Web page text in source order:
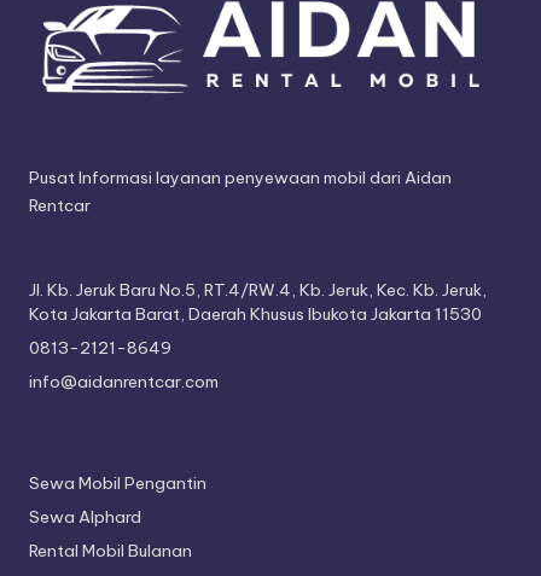
Pusat Informasi layanan penyewaan mobil dari Aidan
Rentcar
Jl. Kb. Jeruk Baru No.5, RT.4/RW.4, Kb. Jeruk, Kec. Kb. Jeruk,
Kota Jakarta Barat, Daerah Khusus Ibukota Jakarta 11530
0813-2121-8649
info@aidanrentcar.com
Sewa Mobil Pengantin
Sewa Alphard
Rental Mobil Bulanan